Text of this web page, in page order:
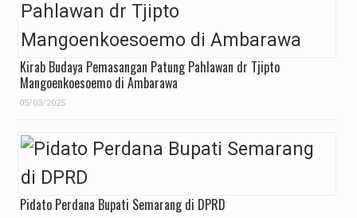
Kirab Budaya Pemasangan Patung Pahlawan dr Tjipto
Mangoenkoesoemo di Ambarawa
05/03/2025
Pidato Perdana Bupati Semarang di DPRD